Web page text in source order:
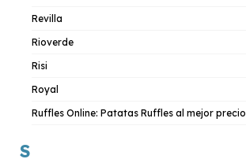
Revilla
Rioverde
Risi
Royal
Ruffles Online: Patatas Ruffles al mejor precio
S